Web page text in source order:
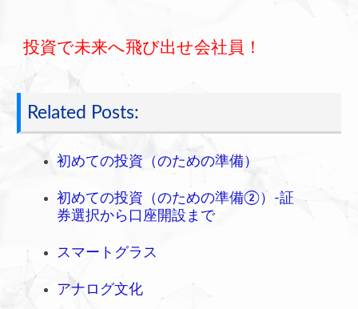
投資で未来へ飛び出せ会社員！
Related Posts:
初めての投資（のための準備）
初めての投資（のための準備②）-証
券選択から口座開設まで
スマートグラス
アナログ文化